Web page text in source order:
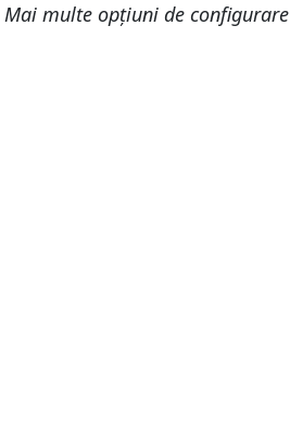
Mai multe opțiuni de configurare